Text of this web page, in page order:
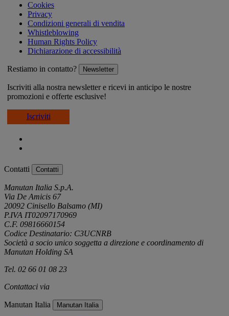
Cookies
Privacy
Condizioni generali di vendita
Whistleblowing
Human Rights Policy
Dichiarazione di accessibilità
Restiamo in contatto? Newsletter
Iscriviti alla nostra newsletter e ricevi in anticipo le nostre
promozioni e offerte esclusive!
Iscriviti
Contatti Contatti
Manutan Italia S.p.A.
Via De Amicis 67
20092 Cinisello Balsamo (MI)
P.IVA IT02097170969
C.F. 09816660154
Codice Destinatario: C3UCNRB
Società a socio unico soggetta a direzione e coordinamento di
Manutan Holding SA
Tel. 02 66 01 08 23
Contattaci via
Manutan Italia Manutan Italia